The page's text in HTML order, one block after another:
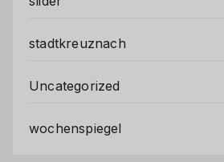
stadtkreuznach
Uncategorized
wochenspiegel